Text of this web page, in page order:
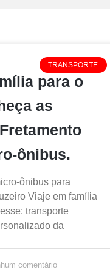
TRANSPORTE
para o
as
ônibus.
ônibus para
Viaje em família
transporte
da
comentário